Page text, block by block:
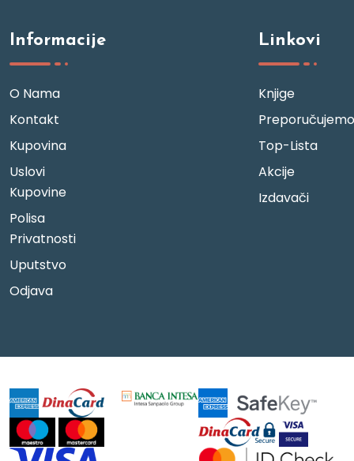
Informacije
O Nama
Kontakt
Kupovina
Uslovi
Kupovine
Polisa
Privatnosti
Uputstvo
Odjava
Linkovi
Knjige
Preporučujemo
Top-Lista
Akcije
Izdavači